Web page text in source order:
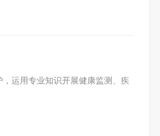
运用专业知识开展健康监测、疾